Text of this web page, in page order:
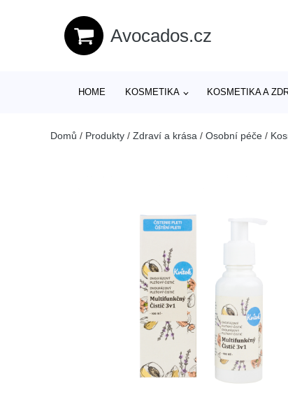
Avocados.cz
HOME KOSMETIKA KOSMETIKA A
Domů / Produkty / Zdraví a krása / Osobní péče /